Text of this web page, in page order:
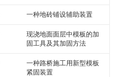
一种地砖铺设辅助装置
现浇地面面层中模板的加
固工具及其加固方法
一种路桥施工用新型模板
紧固装置